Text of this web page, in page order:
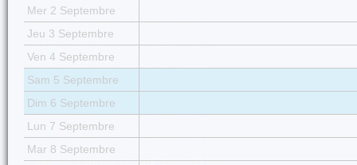
Mer 2 Septembre
Jeu 3 Septembre
Ven 4 Septembre
Sam 5 Septembre
Dim 6 Septembre
Lun 7 Septembre
Mar 8 Septembre